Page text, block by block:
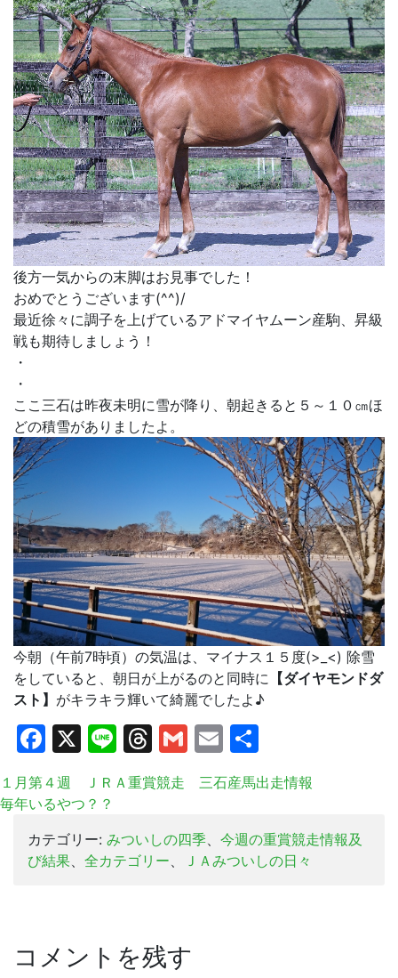
後方一気からの末脚はお見事でした！
おめでとうございます(^^)/
最近徐々に調子を上げているアドマイヤムーン産駒、昇級
戦も期待しましょう！
・
・
ここ三石は昨夜未明に雪が降り、朝起きると５～１０㎝ほ
どの積雪がありましたよ。
今朝（午前7時頃）の気温は、マイナス１５度(>_<) 除雪
をしていると、朝日が上がるのと同時に 【ダイヤモンドダ
スト】 がキラキラ輝いて綺麗でしたよ♪
Facebook
X LineThreads
Gmail
Email
有
１月第４週 ＪＲＡ重賞競走 三石産馬出走情報
毎年いるやつ？？
カテゴリー: みついしの四季、 今週の重賞競走情報及
び結果、 全カテゴリー、 ＪＡみついしの日々
コメントを残す